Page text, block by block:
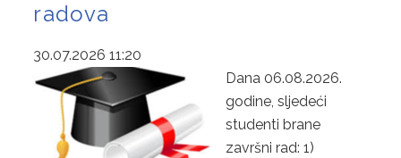
radova
30.07.2026 11:20
Dana 06.08.2026.
godine, sljedeći
studenti brane
završni rad: 1)
ABOUT US
STUDY PROGRAMS
CONTACT US
PRIJAVE